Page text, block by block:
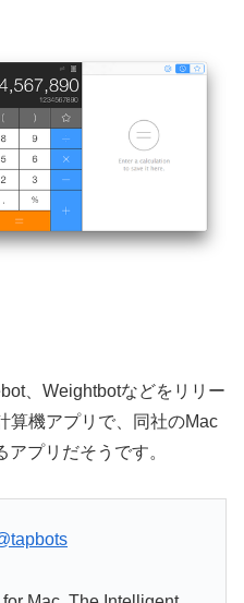
、Weightbotなどをリリー
算機アプリで、同社のMac
プリだそうです。